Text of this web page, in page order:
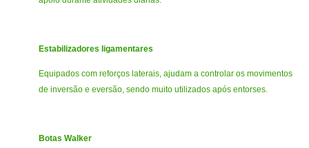
Estabilizadores ligamentares
Equipados com reforços laterais, ajudam a controlar os movimentos
de inversão e eversão, sendo muito utilizados após entorses.
Botas Walker